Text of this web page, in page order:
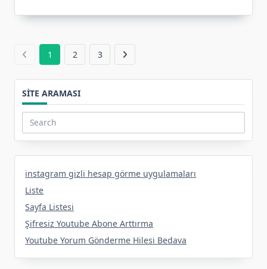
1 2 3
SITE ARAMASI
Search
for:
instagram gizli hesap görme uygulamaları
Liste
Sayfa Listesi
Şifresiz Youtube Abone Arttırma
Youtube Yorum Gönderme Hilesi Bedava